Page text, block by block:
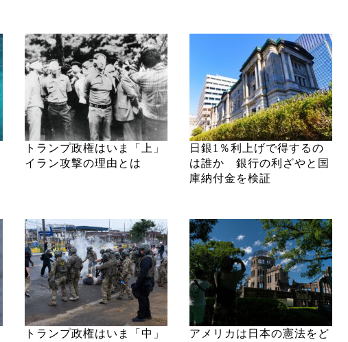
トランプ政権はいま「上」
イラン攻撃の理由とは
日銀1％利上げで得するの
は誰か 銀行の利ざやと国
庫納付金を検証
トランプ政権はいま「中」
アメリカは日本の憲法をど